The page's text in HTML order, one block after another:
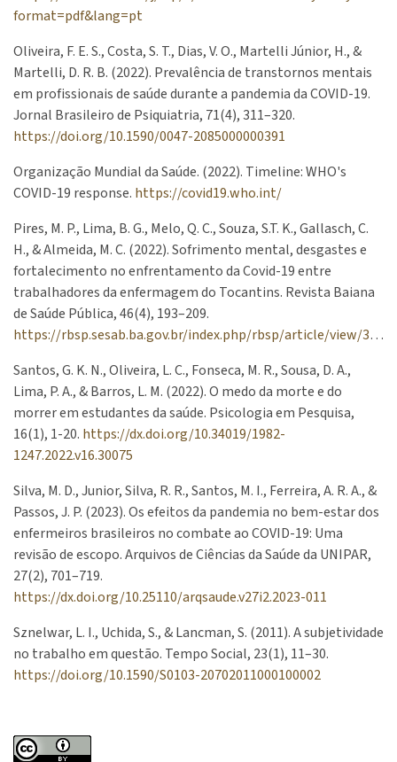
format=pdf&lang=pt
Oliveira, F. E. S., Costa, S. T., Dias, V. O., Martelli Júnior, H., &
Martelli, D. R. B. (2022). Prevalência de transtornos mentais
em profissionais de saúde durante a pandemia da COVID-19.
Jornal Brasileiro de Psiquiatria, 71(4), 311–320.
https://doi.org/10.1590/0047-2085000000391
Organização Mundial da Saúde. (2022). Timeline: WHO's
COVID-19 response. https://covid19.who.int/
Pires, M. P., Lima, B. G., Melo, Q. C., Souza, S.T. K., Gallasch, C.
H., & Almeida, M. C. (2022). Sofrimento mental, desgastes e
fortalecimento no enfrentamento da Covid-19 entre
trabalhadores da enfermagem do Tocantins. Revista Baiana
de Saúde Pública, 46(4), 193–209.
https://rbsp.sesab.ba.gov.br/index.php/rbsp/article/view/3744/3187
Santos, G. K. N., Oliveira, L. C., Fonseca, M. R., Sousa, D. A.,
Lima, P. A., & Barros, L. M. (2022). O medo da morte e do
morrer em estudantes da saúde. Psicologia em Pesquisa,
16(1), 1-20. https://dx.doi.org/10.34019/1982-
1247.2022.v16.30075
Silva, M. D., Junior, Silva, R. R., Santos, M. I., Ferreira, A. R. A., &
Passos, J. P. (2023). Os efeitos da pandemia no bem-estar dos
enfermeiros brasileiros no combate ao COVID-19: Uma
revisão de escopo. Arquivos de Ciências da Saúde da UNIPAR,
27(2), 701–719.
https://dx.doi.org/10.25110/arqsaude.v27i2.2023-011
Sznelwar, L. I., Uchida, S., & Lancman, S. (2011). A subjetividade
no trabalho em questão. Tempo Social, 23(1), 11–30.
https://doi.org/10.1590/S0103-20702011000100002